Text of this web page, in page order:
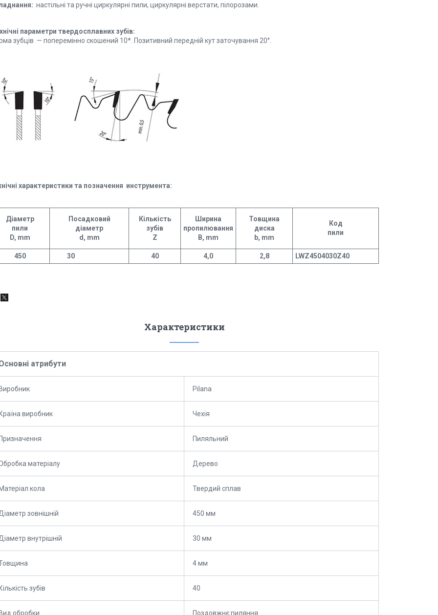
настільні та ручні циркулярні пили, циркулярні верстати, пілорозами.
параметри твердосплавних зубів:
зубців — поперемінно скошений 10*. Позитивний передній кут заточування 20°.
характеристики та позначення инструмента:
Діаметр
пили
D, mm
Посадковий
діаметр
d, mm
Кількість
зубів
Z
Ширина
пропилювання
В, mm
Товщина
диска
b, mm
Код
пили
450 30 40 4,0 2,8 LWZ4504030Z40
Характеристики
атрибути
Pilana
виробник Чехія
Пиляльний
матеріалу Дерево
кола Твердий сплав
зовнішній 450 мм
внутрішній 30 мм
4 мм
зубів 40
обробки Поздовжнє пиляння